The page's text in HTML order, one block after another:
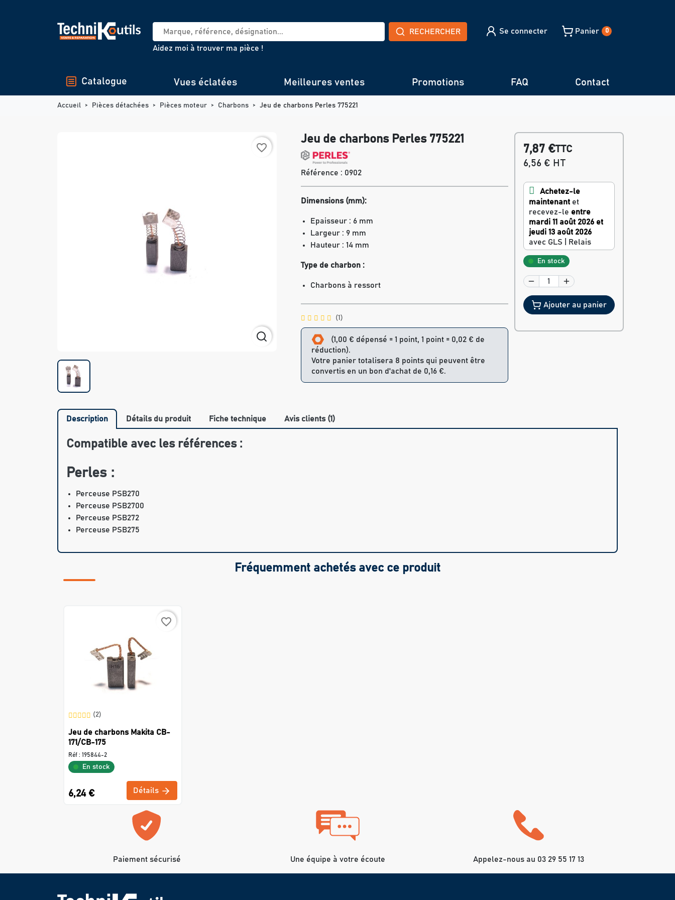
RECHERCHER
Aidez moi à trouver ma pièce !
Se connecter Panier 0
Catalogue Vues éclatées Meilleures ventes Promotions FAQ Contact
Accueil Pièces détachées Pièces moteur Charbons Jeu de charbons Perles 775221
favorite_border
Jeu de charbons Perles 775221
Référence : 0902
Dimensions (mm):
Epaisseur : 6 mm
Largeur : 9 mm
Hauteur : 14 mm
Type de charbon :
Charbons à ressort
(1)
(1,00 € dépensé = 1 point, 1 point = 0,02 € de
réduction).
Votre panier totalisera 8 points qui peuvent être
convertis en un bon d'achat de 0,16 €.
7,87 €TTC
6,56 € HT
Achetez-le
maintenantet
recevez-le entre
mardi 11 août 2026 et
jeudi 13 août 2026
avec GLS | Relais
En stock
Ajouter au panier
Description Détails du produit Fiche technique Avis clients (1)
Compatible avec les références :
Perles :
Perceuse PSB270
Perceuse PSB2700
Perceuse PSB272
Perceuse PSB275
Fréquemment achetés avec ce produit
favorite_border
(2)
Jeu de charbons Makita CB-
171/CB-175
Réf : 195844-2
En stock
6,24 € Détails
Paiement sécurisé Une équipe à votre écoute Appelez-nous au 03 29 55 17 13